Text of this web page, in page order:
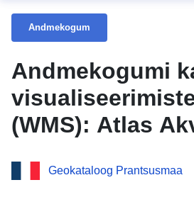
Andmekogum
Andmekogumi
(WMS): Atlas
majandamise
Geokataloog Prantsusmaa